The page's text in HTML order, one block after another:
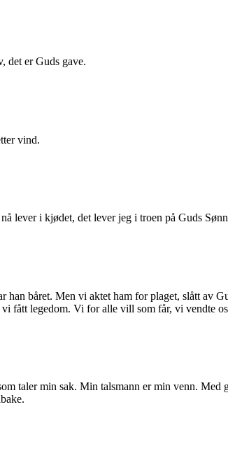
det er Guds gave.
vind.
lever i kjødet, det lever jeg i troen på Guds
han båret. Men vi aktet ham for plaget, slått av
fått legedom. Vi for alle vill som får, vi vendte
taler min sak. Min talsmann er min venn.